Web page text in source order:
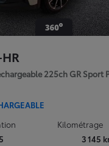
225ch GR Sport
Kilométrage
3 145